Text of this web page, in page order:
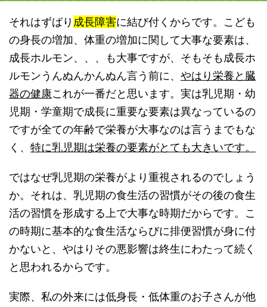
それはずばり 成長障害に結び付くからです。こども
の身長の増加、体重の増加に関して大事な要素は、
成長ホルモン、、、も大事ですが、そもそも成長ホ
ルモンうんぬんかんぬん言う前に、 やはり栄養と臓
器の健康これが一番だと思います。実は乳児期・幼
児期・学童期で成長に重要な要素は異なっているの
ですが全ての年齢で栄養が大事なのは言うまでもな
く、 特に乳児期は栄養の要素がとても大きいです。
ではなぜ乳児期の栄養がより重視されるのでしょう
か。それは、乳児期の食生活の習慣がその後の食生
活の習慣を形成する上で大事な時期だからです。こ
の時期に基本的な食生活ならびに排便習慣が身に付
かないと、やはりその悪影響は終生にわたって続く
と思われるからです。
実際、私の外来には低身長・低体重のお子さんが他